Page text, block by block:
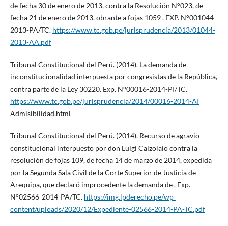
de fecha 30 de enero de 2013, contra la Resolución N°023, de
fecha 21 de enero de 2013, obrante a fojas 1059 . EXP. N°001044-
2013-PA/TC. https://www.tc.gob.pe/jurisprudencia/2013/01044-
2013-AA.pdf
Tribunal Constitucional del Perú. (2014). La demanda de
inconstitucionalidad interpuesta por congresistas de la República,
contra parte de la Ley 30220. Exp. N°00016-2014-PI/TC.
https://www.tc.gob.pe/jurisprudencia/2014/00016-2014-AI
Admisibilidad.html
Tribunal Constitucional del Perú. (2014). Recurso de agravio
constitucional interpuesto por don Luigi Calzolaio contra la
resolución de fojas 109, de fecha 14 de marzo de 2014, expedida
por la Segunda Sala Civil de la Corte Superior de Justicia de
Arequipa, que declaró improcedente la demanda de . Exp.
N°02566-2014-PA/TC. https://img.lpderecho.pe/wp-
content/uploads/2020/12/Expediente-02566-2014-PA-TC.pdf